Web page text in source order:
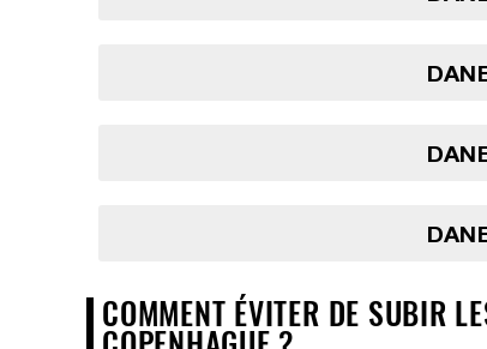
COMMENT ÉVITER DE SUBIR